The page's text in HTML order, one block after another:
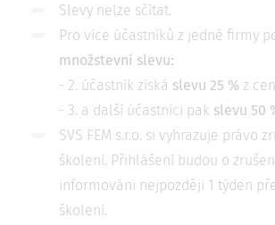
Slevy nelze sčítat.
Pro více účastníků z jedné firmy
množstevní slevu:
- 2. účastník získá slevu 25 % z
- 3. a další účastníci pak slevu 50
SVS FEM s.r.o. si vyhrazuje právo
školení. Přihlášení budou o
informováni nejpozději 1 týden
školení.